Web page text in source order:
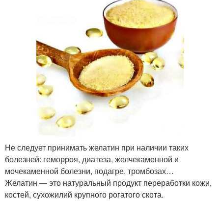
Не следует принимать желатин при наличии таких
болезней: геморроя, диатеза, желчекаменной и
мочекаменной болезни, подагре, тромбозах…
Желатин — это натуральный продукт переработки кожи,
костей, сухожилий крупного рогатого скота.